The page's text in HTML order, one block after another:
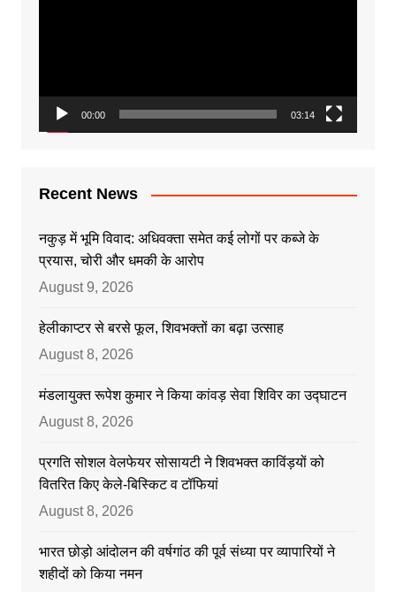
00:00 03:14
Recent News
नकुड़ में भूमि विवाद: अधिवक्ता समेत कई लोगों पर कब्जे के
प्रयास, चोरी और धमकी के आरोप
August 9, 2026
हेलीकाप्टर से बरसे फूल, शिवभक्तों का बढ़ा उत्साह
August 8, 2026
मंडलायुक्त रूपेश कुमार ने किया कांवड़ सेवा शिविर का उद्घाटन
August 8, 2026
प्रगति सोशल वेलफेयर सोसायटी ने शिवभक्त काविंड़यों को
वितरित किए केले-बिस्किट व टॉफियां
August 8, 2026
भारत छोड़ो आंदोलन की वर्षगांठ की पूर्व संध्या पर व्यापारियों ने
शहीदों को किया नमन